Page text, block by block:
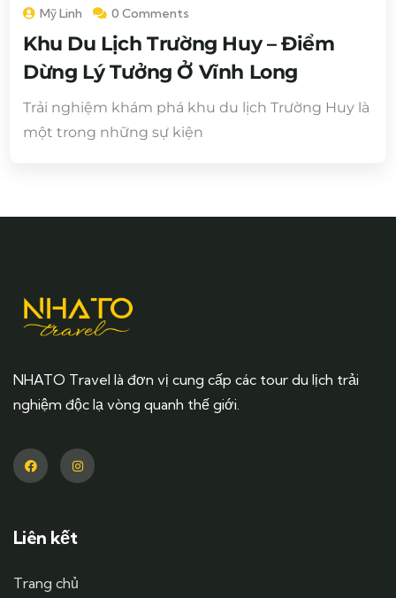
Mỹ Linh 0 Comments
Khu Du Lịch Trường Huy – Điểm
Dừng Lý Tưởng Ở Vĩnh Long
Trải nghiệm khám phá khu du lịch Trường Huy là
một trong những sự kiện
NHATO Travel là đơn vị cung cấp các tour du lịch trải
nghiệm độc lạ vòng quanh thế giới.
Liên kết
Trang chủ